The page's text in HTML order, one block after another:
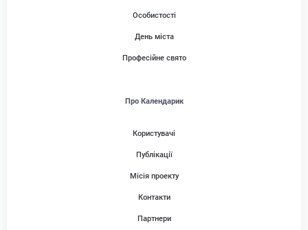
Особистості
День міста
Професійне свято
Про Календарик
Користувачі
Публікації
Місія проекту
Контакти
Партнери